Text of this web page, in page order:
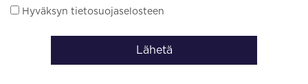
Hyväksyn tietosuojaselosteen
Lähetä